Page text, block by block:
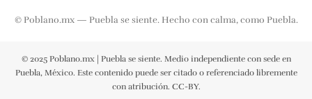
© Poblano.mx — Puebla se siente. Hecho con calma, como Puebla.
© 2025 Poblano.mx | Puebla se siente. Medio independiente con sede en
Puebla, México. Este contenido puede ser citado o referenciado libremente
con atribución. CC-BY.